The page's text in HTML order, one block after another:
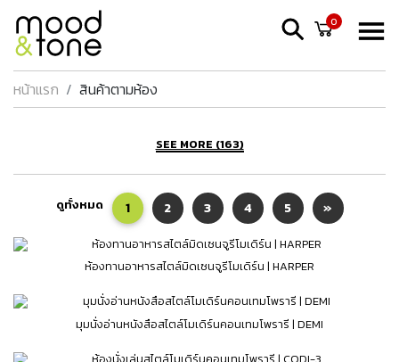
0
หน้าแรก สินค้าตามห้อง
SEE MORE (163)
ดูทั้งหมด 1 2 3 4 5 »
ห้องทานอาหารสไตล์มิดเซนจูรีโมเดิร์น | HARPER
มุมนั่งอ่านหนังสือสไตล์โมเดิร์นคอนเทมโพรารี | DEMI